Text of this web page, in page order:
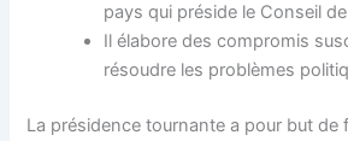
pays qui préside le Conseil de
Il élabore des compromis
résoudre les problèmes
La présidence tournante a pour but de